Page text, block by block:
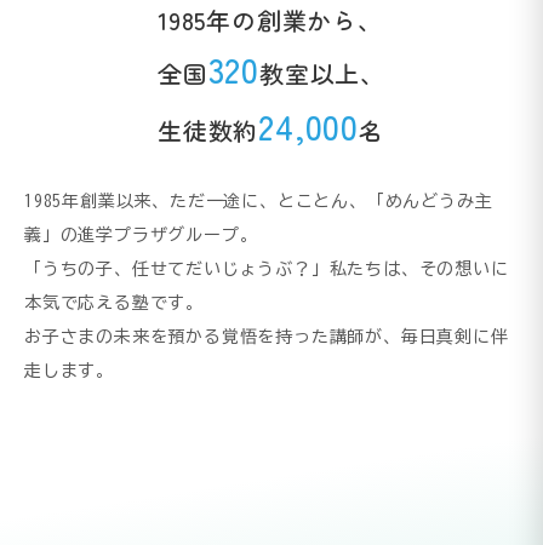
1985年の創業から、
全国320教室以上、
生徒数約24,000名
1985年創業以来、ただ一途に、とことん、「めんどうみ主
義」の進学プラザグループ。
「うちの子、任せてだいじょうぶ？」私たちは、その想いに
本気で応える塾です。
お子さまの未来を預かる覚悟を持った講師が、毎日真剣に伴
走します。